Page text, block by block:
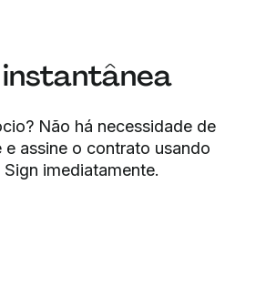
Não há necessidade de
assine o contrato usando
imediatamente.